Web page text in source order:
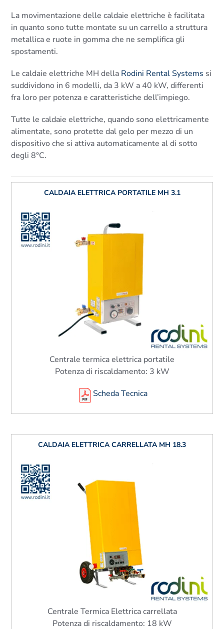
La movimentazione delle caldaie elettriche è facilitata
in quanto sono tutte montate su un carrello a struttura
metallica e ruote in gomma che ne semplifica gli
spostamenti.
Le caldaie elettriche MH della Rodini Rental Systems si
suddividono in 6 modelli, da 3 kW a 40 kW, differenti
fra loro per potenza e caratteristiche dell’impiego.
Tutte le caldaie elettriche, quando sono elettricamente
alimentate, sono protette dal gelo per mezzo di un
dispositivo che si attiva automaticamente al di sotto
degli 8°C.
CALDAIA ELETTRICA PORTATILE MH 3.1
Centrale termica elettrica portatile
Potenza di riscaldamento: 3 kW
Scheda Tecnica
CALDAIA ELETTRICA CARRELLATA MH 18.3
Centrale Termica Elettrica carrellata
Potenza di riscaldamento: 18 kW